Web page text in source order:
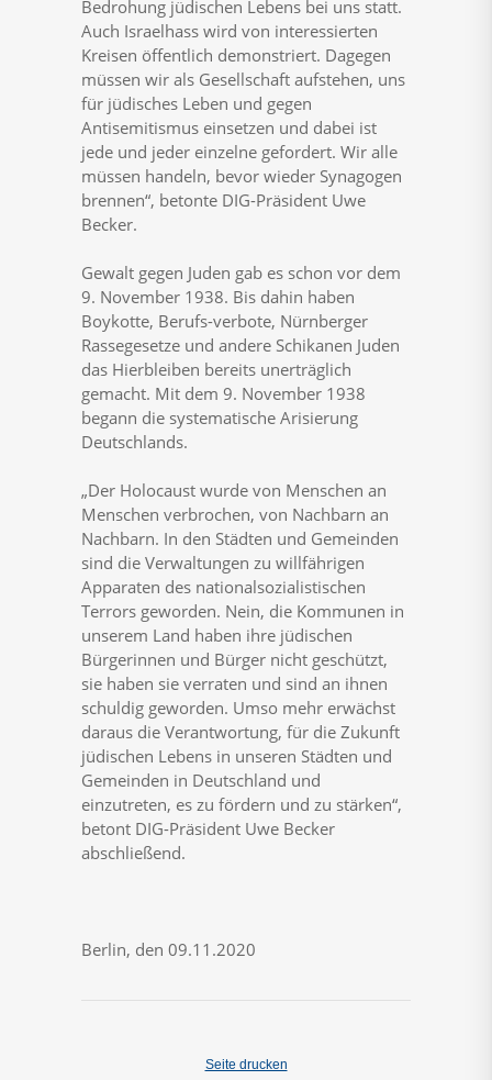
Bedrohung jüdischen Lebens bei uns statt.
Auch Israelhass wird von interessierten
Kreisen öffentlich demonstriert. Dagegen
müssen wir als Gesellschaft aufstehen, uns
für jüdisches Leben und gegen
Antisemitismus einsetzen und dabei ist
jede und jeder einzelne gefordert. Wir alle
müssen handeln, bevor wieder Synagogen
brennen“, betonte DIG-Präsident Uwe
Becker.
Gewalt gegen Juden gab es schon vor dem
9. November 1938. Bis dahin haben
Boykotte, Berufs-verbote, Nürnberger
Rassegesetze und andere Schikanen Juden
das Hierbleiben bereits unerträglich
gemacht. Mit dem 9. November 1938
begann die systematische Arisierung
Deutschlands.
„Der Holocaust wurde von Menschen an
Menschen verbrochen, von Nachbarn an
Nachbarn. In den Städten und Gemeinden
sind die Verwaltungen zu willfährigen
Apparaten des nationalsozialistischen
Terrors geworden. Nein, die Kommunen in
unserem Land haben ihre jüdischen
Bürgerinnen und Bürger nicht geschützt,
sie haben sie verraten und sind an ihnen
schuldig geworden. Umso mehr erwächst
daraus die Verantwortung, für die Zukunft
jüdischen Lebens in unseren Städten und
Gemeinden in Deutschland und
einzutreten, es zu fördern und zu stärken“,
betont DIG-Präsident Uwe Becker
abschließend.
Berlin, den 09.11.2020
Seite drucken